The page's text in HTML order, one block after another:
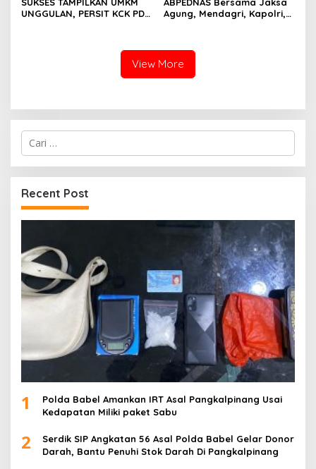
UNGGULAN, PERSIT KCK PD
Agung, Mendagri, Kapolri,
View More
Cari
untuk:
Recent Post
1
Polda Babel Amankan IRT Asal Pangkalpinang Usai
Kedapatan Miliki paket Sabu
2
Serdik SIP Angkatan 56 Asal Polda Babel Gelar Donor
Darah, Bantu Penuhi Stok Darah Di Pangkalpinang